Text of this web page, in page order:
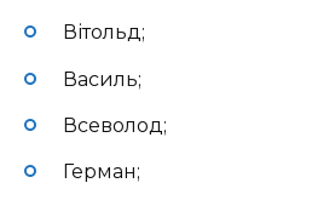
Вітольд;
Василь;
Всеволод;
Герман;